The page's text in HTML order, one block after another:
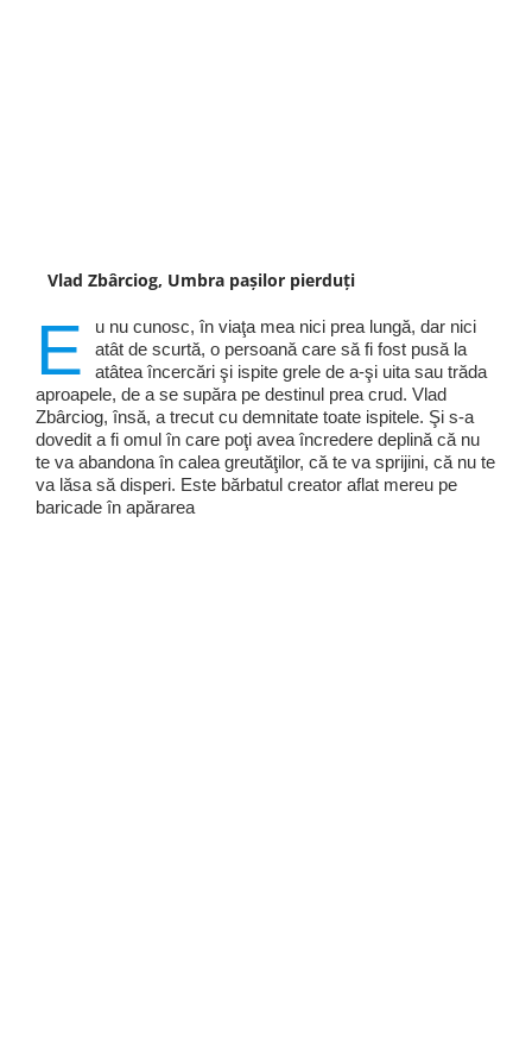
Vlad Zbârciog, Umbra pașilor pierduți
E
u nu cunosc, în viaţa mea nici prea lungă, dar nici
atât de scurtă, o persoană care să fi fost pusă la
atâtea încercări şi ispite grele de a-şi uita sau trăda
aproapele, de a se supăra pe destinul prea crud. Vlad
Zbârciog, însă, a trecut cu demnitate toate ispitele. Şi s-a
dovedit a fi omul în care poţi avea încredere deplină că nu
te va abandona în calea greutăţilor, că te va sprijini, că nu te
va lăsa să disperi. Este bărbatul creator aflat mereu pe
baricade în apărarea